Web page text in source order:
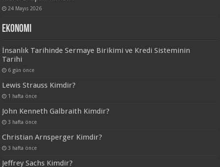
24 Mayıs 2026
Ekonomi
İnsanlık Tarihinde Sermaye Birikimi ve Kredi Sisteminin
Tarihi
6 gün önce
Lewis Strauss Kimdir?
1 hafta önce
John Kenneth Galbraith Kimdir?
3 hafta önce
Christian Arnsperger Kimdir?
3 hafta önce
Jeffrey Sachs Kimdir?